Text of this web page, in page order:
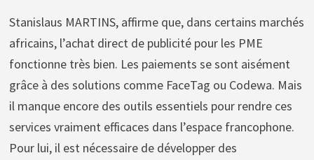
Stanislaus MARTINS, affirme que, dans certains marchés
africains, l’achat direct de publicité pour les PME
fonctionne très bien. Les paiements se sont aisément
grâce à des solutions comme FaceTag ou Codewa. Mais
il manque encore des outils essentiels pour rendre ces
services vraiment efficaces dans l’espace francophone.
Pour lui, il est nécessaire de développer des